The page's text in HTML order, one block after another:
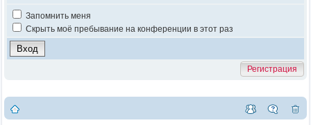
Запомнить меня
Скрыть моё пребывание на конференции в этот раз
Регистрация